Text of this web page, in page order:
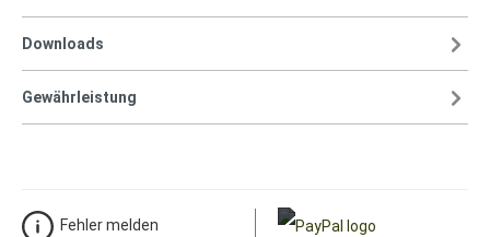
Downloads
Gewährleistung
Fehler melden